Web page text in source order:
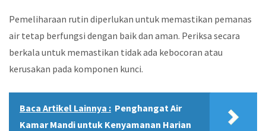
Pemeliharaan rutin diperlukan untuk memastikan pemanas
air tetap berfungsi dengan baik dan aman. Periksa secara
berkala untuk memastikan tidak ada kebocoran atau
kerusakan pada komponen kunci.
Baca Artikel Lainnya : Penghangat Air
Kamar Mandi untuk Kenyamanan Harian